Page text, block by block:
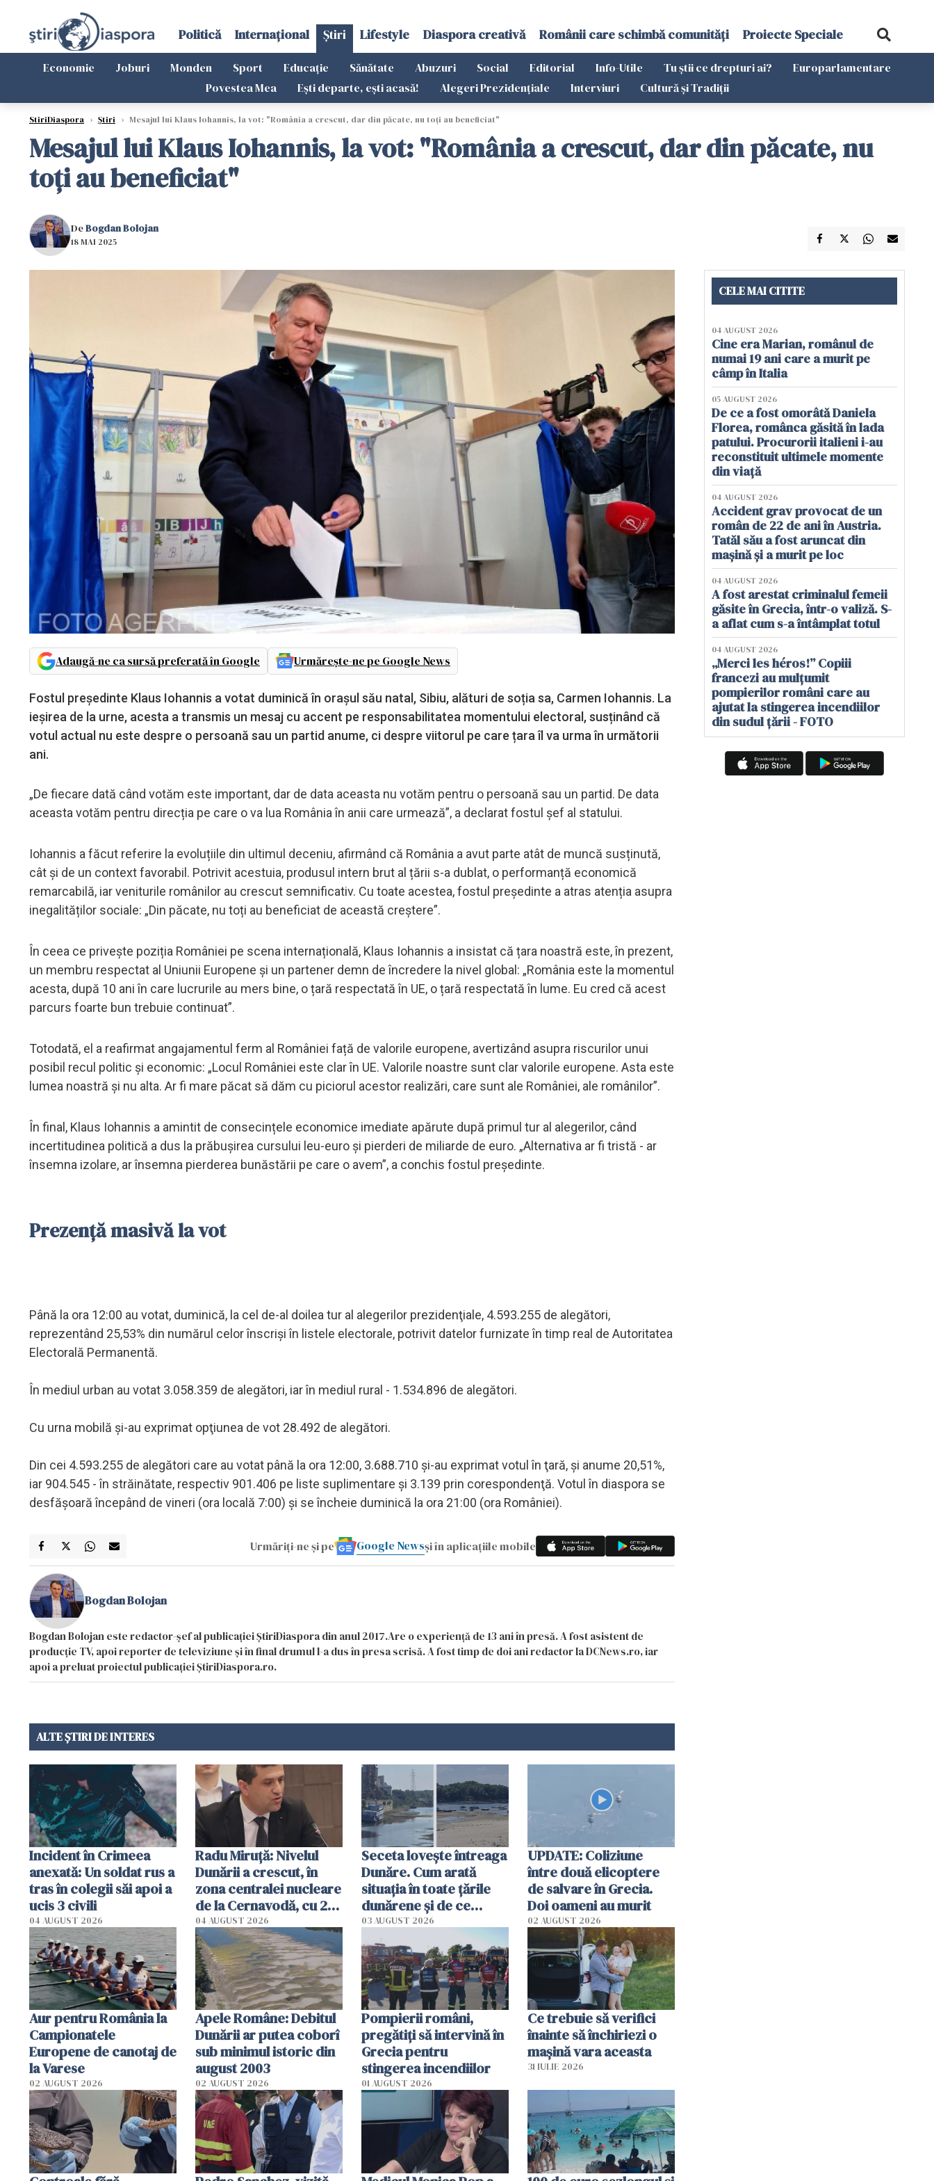
Politică Internațional Știri Lifestyle Diaspora creativă Românii care schimbă comunități Proiecte Speciale
Economie Joburi Monden Sport Educație Sănătate Abuzuri Social Editorial Info-Utile Tu știi ce drepturi ai?
Europarlamentare
Povestea Mea
Ești departe, ești acasă! Alegeri Prezidențiale Interviuri Cultură și Tradiții
StiriDiaspora › Știri › Mesajul lui Klaus Iohannis, la vot: "România a crescut, dar din păcate, nu toți au beneficiat"
Mesajul lui Klaus Iohannis, la vot: "România a crescut, dar din păcate, nu
toți au beneficiat"
DeBogdan Bolojan
18 MAI 2025
Adaugă-ne ca sursă preferată în Google Urmărește-ne pe Google News
Fostul președinte Klaus Iohannis a votat duminică în orașul său natal, Sibiu, alături de soția sa, Carmen Iohannis. La
ieșirea de la urne, acesta a transmis un mesaj cu accent pe responsabilitatea momentului electoral, susținând că
votul actual nu este despre o persoană sau un partid anume, ci despre viitorul pe care țara îl va urma în următorii
ani.
„De fiecare dată când votăm este important, dar de data aceasta nu votăm pentru o persoană sau un partid. De data
aceasta votăm pentru direcția pe care o va lua România în anii care urmează”, a declarat fostul șef al statului.
Iohannis a făcut referire la evoluțiile din ultimul deceniu, afirmând că România a avut parte atât de muncă susținută,
cât și de un context favorabil. Potrivit acestuia, produsul intern brut al țării s-a dublat, o performanță economică
remarcabilă, iar veniturile românilor au crescut semnificativ. Cu toate acestea, fostul președinte a atras atenția asupra
inegalităților sociale: „Din păcate, nu toți au beneficiat de această creștere”.
În ceea ce privește poziția României pe scena internațională, Klaus Iohannis a insistat că țara noastră este, în prezent,
un membru respectat al Uniunii Europene și un partener demn de încredere la nivel global: „România este la momentul
acesta, după 10 ani în care lucrurile au mers bine, o țară respectată în UE, o țară respectată în lume. Eu cred că acest
parcurs foarte bun trebuie continuat”.
Totodată, el a reafirmat angajamentul ferm al României față de valorile europene, avertizând asupra riscurilor unui
posibil recul politic și economic: „Locul României este clar în UE. Valorile noastre sunt clar valorile europene. Asta este
lumea noastră și nu alta. Ar fi mare păcat să dăm cu piciorul acestor realizări, care sunt ale României, ale românilor”.
În final, Klaus Iohannis a amintit de consecințele economice imediate apărute după primul tur al alegerilor, când
incertitudinea politică a dus la prăbușirea cursului leu-euro și pierderi de miliarde de euro. „Alternativa ar fi tristă - ar
însemna izolare, ar însemna pierderea bunăstării pe care o avem”, a conchis fostul președinte.
Prezență masivă la vot
Până la ora 12:00 au votat, duminică, la cel de-al doilea tur al alegerilor prezidenţiale, 4.593.255 de alegători,
reprezentând 25,53% din numărul celor înscrişi în listele electorale, potrivit datelor furnizate în timp real de Autoritatea
Electorală Permanentă.
În mediul urban au votat 3.058.359 de alegători, iar în mediul rural - 1.534.896 de alegători.
Cu urna mobilă şi-au exprimat opţiunea de vot 28.492 de alegători.
Din cei 4.593.255 de alegători care au votat până la ora 12:00, 3.688.710 şi-au exprimat votul în ţară, şi anume 20,51%,
iar 904.545 - în străinătate, respectiv 901.406 pe liste suplimentare şi 3.139 prin corespondenţă. Votul în diaspora se
desfăşoară începând de vineri (ora locală 7:00) şi se încheie duminică la ora 21:00 (ora României).
Urmăriți-ne și pe Google Newsși în aplicațiile mobile
Bogdan Bolojan
Bogdan Bolojan este redactor-șef al publicației ȘtiriDiaspora din anul 2017.Are o experiență de 13 ani în presă. A fost asistent de
producție TV, apoi reporter de televiziune și în final drumul l-a dus în presa scrisă. A fost timp de doi ani redactor la DCNews.ro, iar
apoi a preluat proiectul publicației ȘtiriDiaspora.ro.
ALTE ȘTIRI DE INTERES
Incident în Crimeea
anexată: Un soldat rus a
tras în colegii săi apoi a
ucis 3 civili
04 AUGUST 2026
Radu Miruţă: Nivelul
Dunării a crescut, în
zona centralei nucleare
de la Cernavodă, cu 2
cm faţă de ziua trecută
04 AUGUST 2026
Seceta lovește întreaga
Dunăre. Cum arată
situația în toate țările
dunărene și de ce
România resimte
efectele, deși a plouat
în iulie
03 AUGUST 2026
UPDATE: Coliziune
între două elicoptere
de salvare în Grecia.
Doi oameni au murit
02 AUGUST 2026
Aur pentru România la
Campionatele
Europene de canotaj de
la Varese
02 AUGUST 2026
Apele Române: Debitul
Dunării ar putea coborî
sub minimul istoric din
august 2003
02 AUGUST 2026
Pompierii români,
pregătiţi să intervină în
Grecia pentru
stingerea incendiilor
01 AUGUST 2026
Ce trebuie să verifici
înainte să închiriezi o
mașină vara aceasta
31 IULIE 2026
CELE MAI CITITE
04 AUGUST 2026
Cine era Marian, românul de
numai 19 ani care a murit pe
câmp în Italia
05 AUGUST 2026
De ce a fost omorâtă Daniela
Florea, românca găsită în lada
patului. Procurorii italieni i-au
reconstituit ultimele momente
din viață
04 AUGUST 2026
Accident grav provocat de un
român de 22 de ani în Austria.
Tatăl său a fost aruncat din
mașină și a murit pe loc
04 AUGUST 2026
A fost arestat criminalul femeii
găsite în Grecia, într-o valiză. S-
a aflat cum s-a întâmplat totul
04 AUGUST 2026
„Merci les héros!” Copiii
francezi au mulțumit
pompierilor români care au
ajutat la stingerea incendiilor
din sudul țării - FOTO